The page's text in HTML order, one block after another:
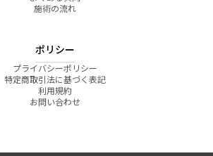
施術の流れ
ポリシー
プライバシーポリシー
特定商取引法に基づく表記
利用規約
お問い合わせ